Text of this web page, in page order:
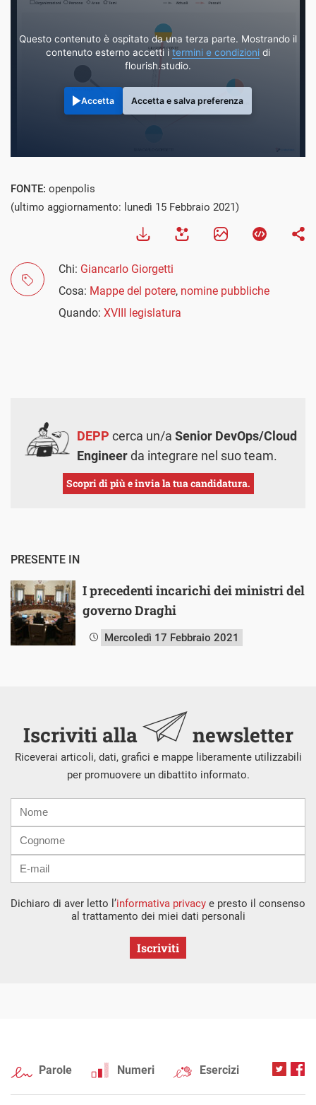
Questo contenuto è ospitato da una terza parte. Mostrando il
contenuto esterno accetti itermini e condizioni di
flourish.studio.
Accetta Accetta e salva preferenza
FONTE: openpolis
(ultimo aggiornamento: lunedì 15 Febbraio 2021)
Chi: Giancarlo Giorgetti
Cosa: Mappe del potere, nomine pubbliche
Quando: XVIII legislatura
DEPP cerca un/a Senior DevOps/Cloud
Engineerda integrare nel suo team.
Scopri di più e invia la tua candidatura.
PRESENTE IN
I precedenti incarichi dei ministri del
governo Draghi
Mercoledì 17 Febbraio 2021
Iscriviti alla newsletter
Riceverai articoli, dati, grafici e mappe liberamente utilizzabili
per promuovere un dibattito informato.
mail
Dichiaro di aver letto l’informativa privacy e presto il consenso
al trattamento dei miei dati personali
Iscriviti
Parole Numeri Esercizi